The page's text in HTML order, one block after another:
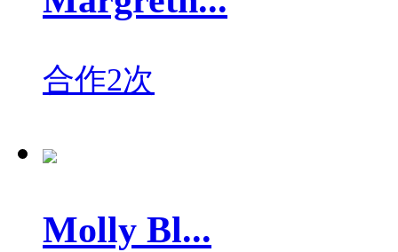
合作2次
Molly Bl...